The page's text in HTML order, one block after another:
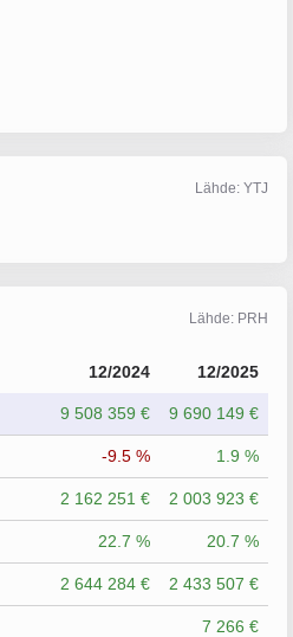
Lähde: YTJ
Lähde: PRH
12/2024 12/2025
9 508 359 € 9 690 149 €
-9.5 % 1.9 %
2 162 251 € 2 003 923 €
22.7 % 20.7 %
2 644 284 € 2 433 507 €
7 266 €